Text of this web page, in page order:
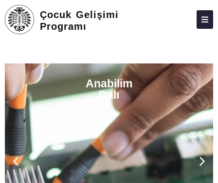
Çocuk Gelişimi
Programı
KIŞILER
LISANSÜSTÜ
ARAŞTIRMA
TOPLUMA KATKI
ADAY ÖĞRENCILER
İLETIŞIM
Anabilim
Dalı